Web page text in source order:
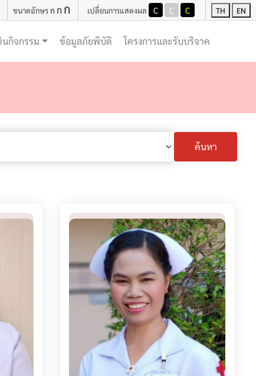
ขนาดอักษรก ก ก เปลี่ยนการแสดงผล C C C TH EN
กิจกรรม ข้อมูลภัยพิบัติ (current)
โครงการและรับบริจาค
ค้นหา